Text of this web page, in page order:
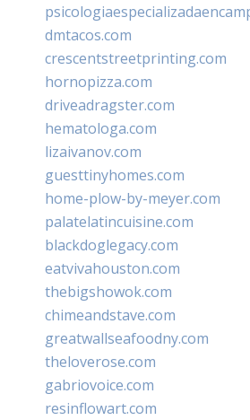
dmtacos.com
crescentstreetprinting.com
hornopizza.com
driveadragster.com
hematologa.com
lizaivanov.com
guesttinyhomes.com
home-plow-by-meyer.com
palatelatincuisine.com
blackdoglegacy.com
eatvivahouston.com
thebigshowok.com
chimeandstave.com
greatwallseafoodny.com
theloverose.com
gabriovoice.com
resinflowart.com